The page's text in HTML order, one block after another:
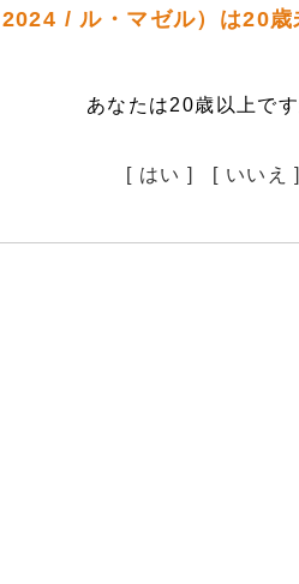
/ ル・マゼル）は20歳
あなたは20歳以上です
[ はい ] [ いいえ ]